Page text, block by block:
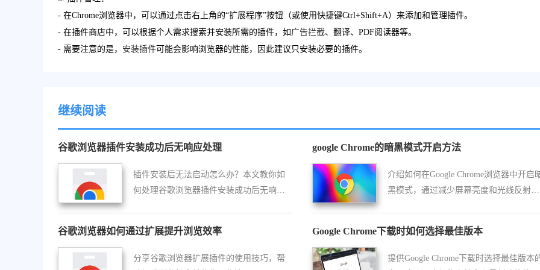
- 在Chrome浏览器中，可以通过点击右上角的“扩展程序”按钮（或使用快捷键Ctrl+Shift+A）来添加和管理插件。
- 在插件商店中，可以根据个人需求搜索并安装所需的插件，如 广告拦截、翻译、PDF阅读器等。
- 需要注意的是， 安装插件可能会影响浏览器的性能，因此建议只安装必要的插件。
继续阅读
谷歌浏览器插件安装成功后无响应处理
插件安装后无法启动怎么办？本文教你如
何处理谷歌浏览器插件安装成功后无响应
google Chrome的暗黑模式开启方法
介绍如何在Google Chrome浏览器中开启
黑模式，通过减少屏幕亮度和光线反射来
谷歌浏览器如何通过扩展提升浏览效率
分享谷歌浏览器扩展插件的使用技巧，帮
Google Chrome下载时如何选择最佳版本
提供Google Chrome下载时选择最佳版本